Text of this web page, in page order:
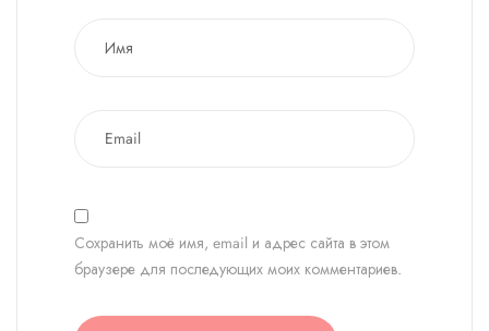
Сохранить моё имя, email и адрес сайта в этом
браузере для последующих моих комментариев.